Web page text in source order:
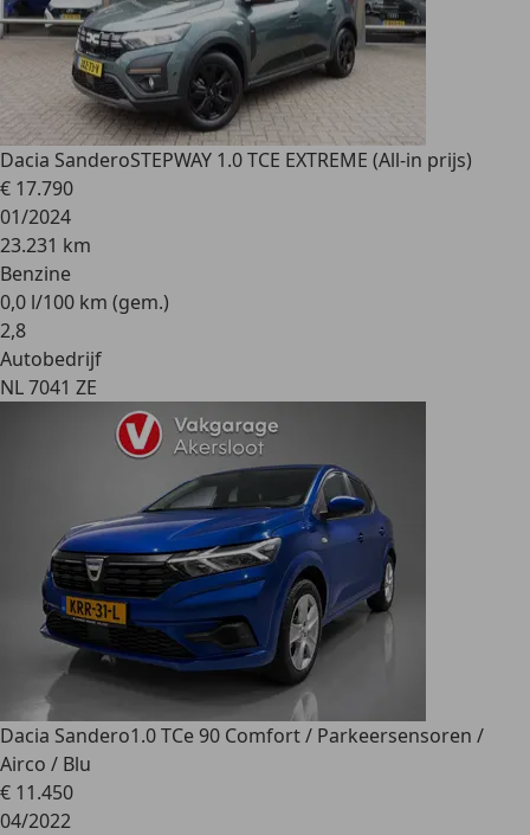
Dacia SanderoSTEPWAY 1.0 TCE EXTREME (All-in prijs)
€ 17.790
01/2024
23.231 km
Benzine
0,0 l/100 km (gem.)
2,8
Autobedrijf
NL 7041 ZE
Dacia Sandero1.0 TCe 90 Comfort / Parkeersensoren /
Airco / Blu
€ 11.450
04/2022